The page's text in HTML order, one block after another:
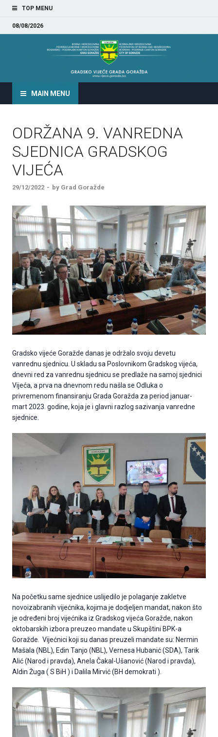
TOP MENU
08/08/2026
GRADSKO VIJEĆE GRADA
MAIN MENU
ODRŽANA 9. VANREDNA
SJEDNICA GRADSKOG
VIJEĆA
29/12/2022 - by Grad Goražde
Gradsko vijeće Goražde danas je održalo svoju devetu
vanrednu sjednicu. U skladu sa Poslovnikom Gradskog vijeća,
dnevni red za vanrednu sjednicu se predlaže na samoj sjednici
Vijeća, a prva na dnevnom redu našla se Odluka o
privremenom finansiranju Grada Goražda za period januar-
mart 2023. godine, koja je i glavni razlog sazivanja vanredne
sjednice.
Na početku same sjednice uslijedilo je polaganje zakletve
novoizabranih vijećnika, kojima je dodjeljen mandat, nakon što
je određeni broj vijećnika iz Gradskog vijeća Goražde, nakon
oktobarskih izbora preuzeo mandate u Skupštini BPK-a
Goražde. Vijećnici koji su danas preuzeli mandate su: Nermin
Mašala (NBL), Edin Tanjo (NBL), Vernesa Hubanić (SDA), Tarik
Alić (Narod i pravda), Anela Čakal-Ušanović (Narod i pravda),
Aldin Žuga ( S BiH ) i Dalila Mirvić (BH demokrati ).